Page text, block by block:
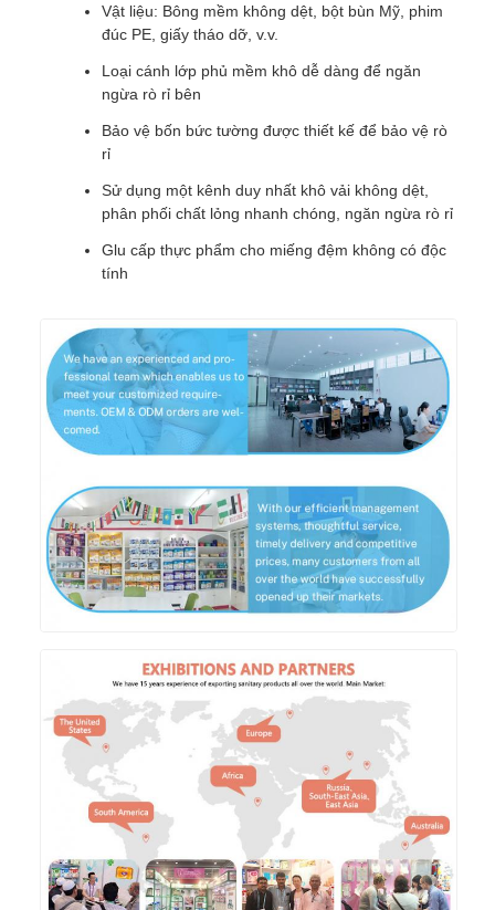
Vật liệu: Bông mềm không dệt, bột bùn Mỹ, phim
đúc PE, giấy tháo dỡ, v.v.
Loại cánh lớp phủ mềm khô dễ dàng để ngăn
ngừa rò rỉ bên
Bảo vệ bốn bức tường được thiết kế để bảo vệ rò
rỉ
Sử dụng một kênh duy nhất khô vải không dệt,
phân phối chất lỏng nhanh chóng, ngăn ngừa rò rỉ
Glu cấp thực phẩm cho miếng đệm không có độc
tính